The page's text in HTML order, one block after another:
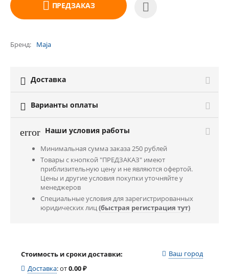
ПРЕДЗАКАЗ
Бренд Maja
 Доставка
 Варианты оплаты
error Наши условия работы
Минимальная сумма заказа 250 рублей
Товары с кнопкой "ПРЕДЗАКАЗ" имеют
приблизительную цену и не являются офертой.
Цены и другие условия покупки уточняйте у
менеджеров
Специальные условия для зарегистрированных
юридических лиц(быстрая регистрация тут)
Стоимость и сроки доставки:
Ваш город
Доставка:от0.00 ₽